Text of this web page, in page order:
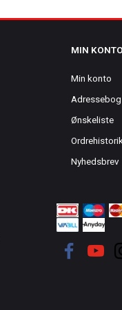
MIN
Min konto
Adressebog
Ønskeliste
Nyhedsbrev